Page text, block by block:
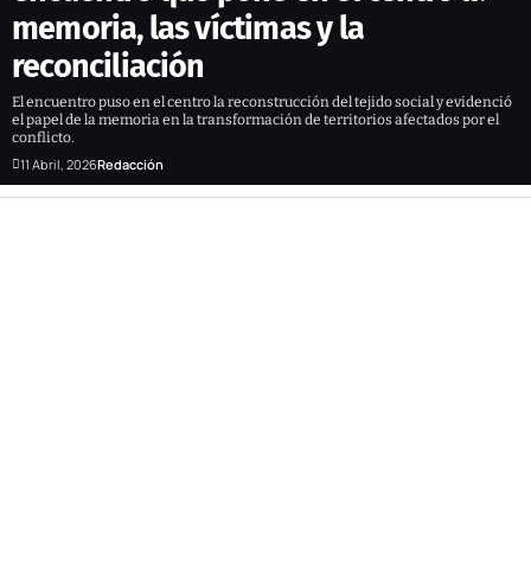
memoria, las víctimas y la
reconciliación
El encuentro puso en el centro la reconstrucción del tejido social y evidenció
el papel de la memoria en la transformación de territorios afectados por el
conflicto.
11 Abril, 2026Redacción